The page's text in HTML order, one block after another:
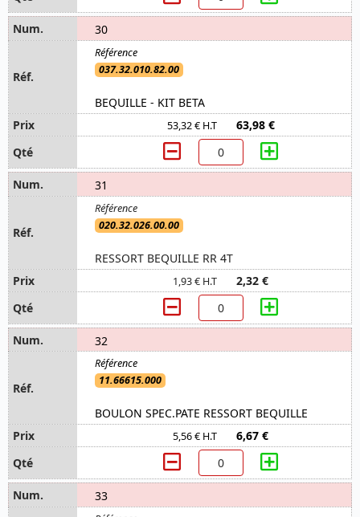
30
037.32.010.82.00
BEQUILLE - KIT BETA
53,32 € H.T 63,98 €
31
020.32.026.00.00
RESSORT BEQUILLE RR 4T
1,93 € H.T 2,32 €
32
11.66615.000
BOULON SPEC.PATE RESSORT BEQUILLE
5,56 € H.T 6,67 €
33